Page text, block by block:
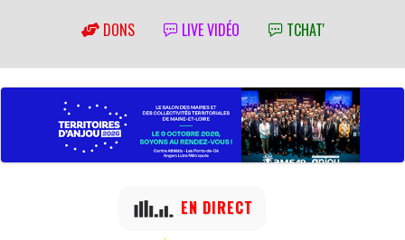
DONS LIVE VIDÉO TCHAT'
EN DIRECT